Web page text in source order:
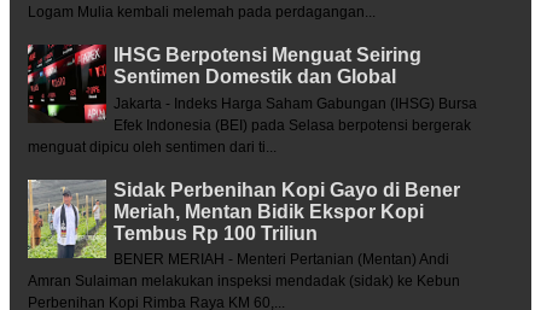
Logam Mulia kembali melemah pada perdagangan...
IHSG Berpotensi Menguat Seiring
Sentimen Domestik dan Global
Jakarta - Indeks Harga Saham Gabungan (IHSG) Bursa
Efek Indonesia (BEI) pada Selasa berpotensi bergerak
menguat dipicu oleh sentimen dari ti...
Sidak Perbenihan Kopi Gayo di Bener
Meriah, Mentan Bidik Ekspor Kopi
Tembus Rp 100 Triliun
BENER MERIAH - Menteri Pertanian (Mentan) Andi
Amran Sulaiman melakukan inspeksi mendadak (sidak) ke Kebun
Perbenihan Kopi Rimba Raya KM 60,...